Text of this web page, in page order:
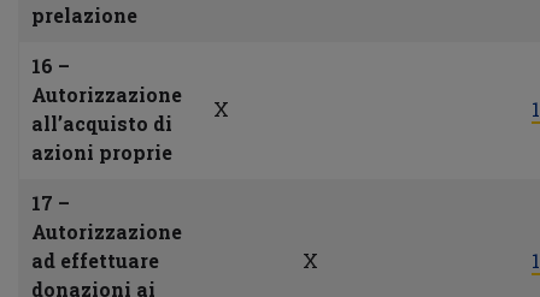
prelazione
16 –
Autorizzazione
all’acquisto di
azioni proprie
X
17 –
Autorizzazione
ad effettuare
donazioni ai
X